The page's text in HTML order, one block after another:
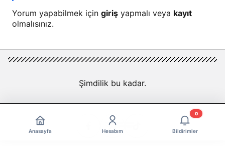
Yorum yapabilmek için giriş yapmalı veya kayıt
olmalısınız.
Şimdilik bu kadar.
Anasayfa Hesabım Bildirimler
0